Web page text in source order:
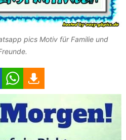
pics Motiv für Familie und